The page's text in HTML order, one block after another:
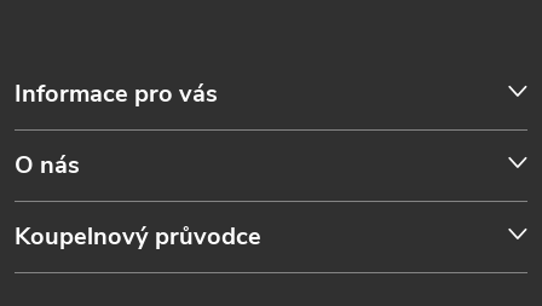
Informace pro vás
O nás
Koupelnový průvodce